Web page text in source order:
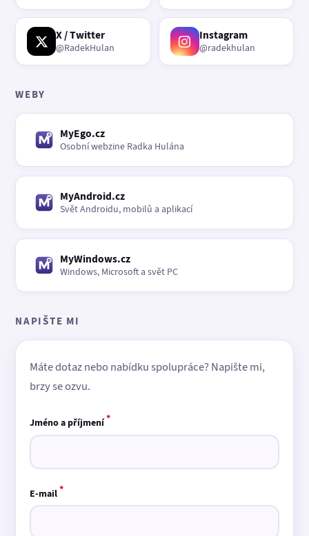
X / Twitter
@RadekHulan
Instagram
@radekhulan
WEBY
MyEgo.cz
Osobní webzine Radka Hulána
MyAndroid.cz
Svět Androidu, mobilů a aplikací
MyWindows.cz
Windows, Microsoft a svět PC
NAPIŠTE MI
Máte dotaz nebo nabídku spolupráce? Napište mi,
brzy se ozvu.
Jméno a příjmení*
E-mail*